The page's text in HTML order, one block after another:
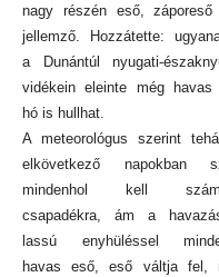
nagy részén eső, záporeső
jellemző. Hozzátette:
a Dunántúl nyugati-
vidékein eleinte még havas
hó is hullhat.
A meteorológus szerint
elkövetkező napokban
mindenhol kell
csapadékra, ám a
lassú enyhüléssel
havas eső, eső váltja fel,